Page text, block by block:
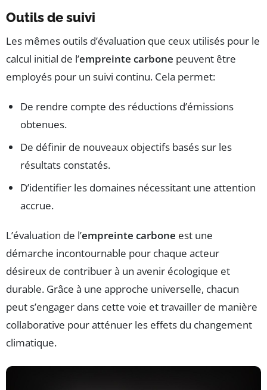
Outils de suivi
Les mêmes outils d’évaluation que ceux utilisés pour le
calcul initial de l’empreinte carbone peuvent être
employés pour un suivi continu. Cela permet:
De rendre compte des réductions d’émissions
obtenues.
De définir de nouveaux objectifs basés sur les
résultats constatés.
D’identifier les domaines nécessitant une attention
accrue.
L’évaluation de l’empreinte carbone est une
démarche incontournable pour chaque acteur
désireux de contribuer à un avenir écologique et
durable. Grâce à une approche universelle, chacun
peut s’engager dans cette voie et travailler de manière
collaborative pour atténuer les effets du changement
climatique.